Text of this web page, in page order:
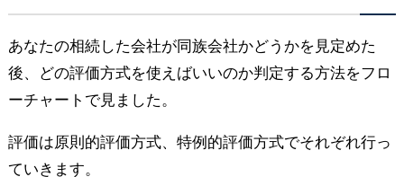
あなたの相続した会社が同族会社かどうかを見定めた
後、どの評価方式を使えばいいのか判定する方法をフロ
ーチャートで見ました。
評価は原則的評価方式、特例的評価方式でそれぞれ行っ
ていきます。